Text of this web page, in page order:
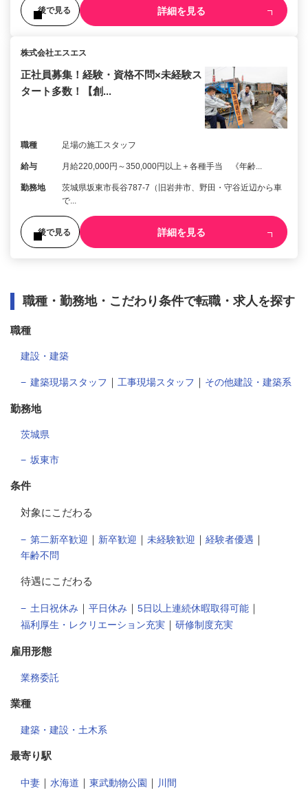
後で見る 詳細を見る
株式会社エスエス
正社員募集！経験・資格不問×未経験ス
タート多数！【創...
職種 足場の施工スタッフ
給与 月給220,000円～350,000円以上＋各種手当 《年齢...
勤務地
茨城県坂東市長谷787-7（旧岩井市、野田・守谷近辺から車
で...
後で見る 詳細を見る
職種・勤務地・こだわり条件で転職・求人を探す
職種
建設・建築
建築現場スタッフ ｜ 工事現場スタッフ ｜ その他建設・建築系
勤務地
茨城県
坂東市
条件
対象にこだわる
第二新卒歓迎 ｜ 新卒歓迎 ｜ 未経験歓迎 ｜ 経験者優遇 ｜
年齢不問
待遇にこだわる
土日祝休み ｜ 平日休み ｜ 5日以上連続休暇取得可能 ｜
福利厚生・レクリエーション充実 ｜ 研修制度充実
雇用形態
業務委託
業種
建築・建設・土木系
最寄り駅
中妻 ｜ 水海道 ｜ 東武動物公園 ｜ 川間